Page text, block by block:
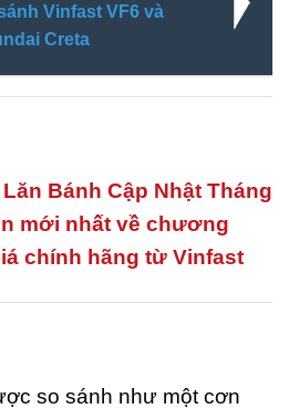
Vinfast VF6 và
Creta
Bánh Cập Nhật Tháng
mới nhất về chương
chính hãng từ Vinfast
so sánh như một cơn